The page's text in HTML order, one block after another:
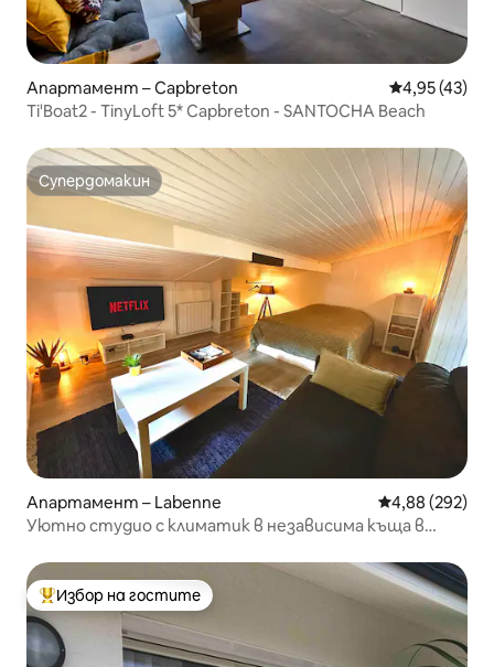
Апартамент – Capbreton Средна
4,95 (43)
Ti'Boat2 - TinyLoft 5* Capbreton - SANTOCHA Beach
Супердомакин
Супердомакин
Апартамент – Labenne Средна
4,88 (292)
Уютно студио с климатик в независима къща в
Най-популярен избор на гостите
Избор на гостите